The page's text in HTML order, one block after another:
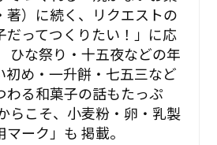
著）に続く、リクエストの
だってつくりたい！」に応
ひな祭り・十五夜などの年
初め・一升餅・七五三など
わる和菓子の話もたっぷ
こそ、小麦粉・卵・乳製
ーク」も 掲載。